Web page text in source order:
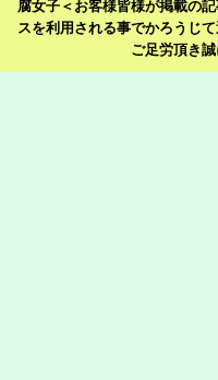
腐女子＜お客様皆様が掲載の
スを利用される事でかろうじ
ご足労頂き誠